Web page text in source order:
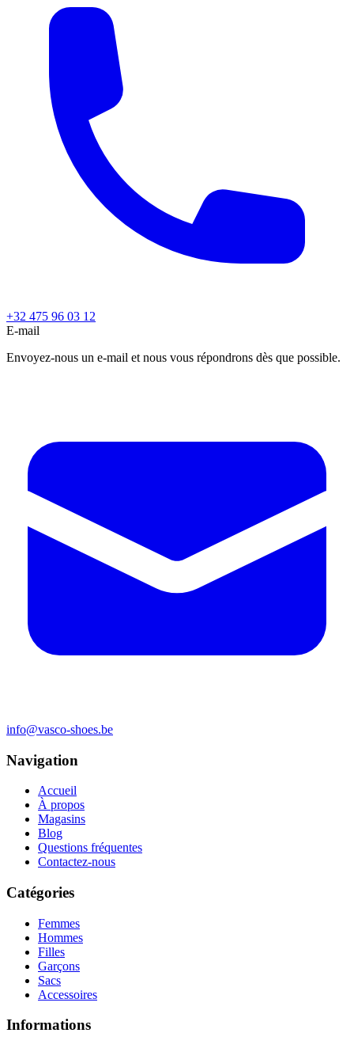
+32 475 96 03 12
E-mail
Envoyez-nous un e-mail et nous vous répondrons dès que possible.
info@vasco-shoes.be
Navigation
Accueil
À propos
Magasins
Blog
Questions fréquentes
Contactez-nous
Catégories
Femmes
Hommes
Filles
Garçons
Sacs
Accessoires
Informations